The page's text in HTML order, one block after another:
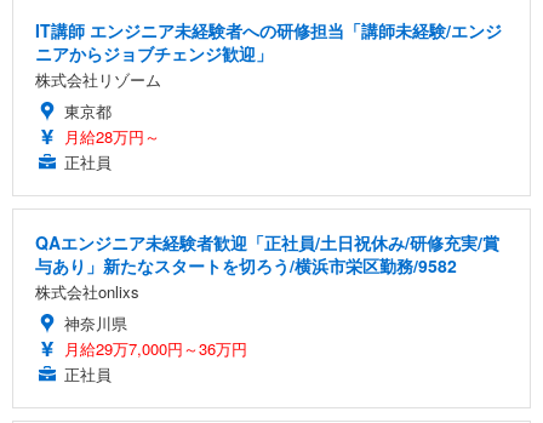
IT講師 エンジニア未経験者への研修担当「講師未経験/エンジ
ニアからジョブチェンジ歓迎」
株式会社リゾーム
東京都
月給28万円～
正社員
QAエンジニア未経験者歓迎「正社員/土日祝休み/研修充実/賞
与あり」新たなスタートを切ろう/横浜市栄区勤務/9582
株式会社onlixs
神奈川県
月給29万7,000円～36万円
正社員